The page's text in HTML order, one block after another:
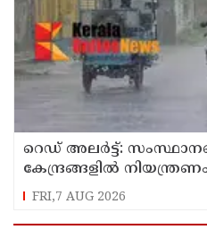
റെഡ് അലർട്ട്:
കേന്ദ്രങ്ങളിൽ
FRI,7 AUG 2026